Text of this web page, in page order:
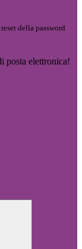
della password
posta elettronica!